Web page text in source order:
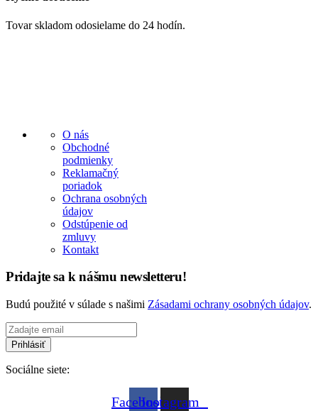
Tovar skladom odosielame do 24 hodín.
O nás
Obchodné
podmienky
Reklamačný
poriadok
Ochrana osobných
údajov
Odstúpenie od
zmluvy
Kontakt
Pridajte sa k nášmu newsletteru!
Budú použité v súlade s našimi Zásadami ochrany osobných údajov.
Sociálne siete:
FacebookInstagram